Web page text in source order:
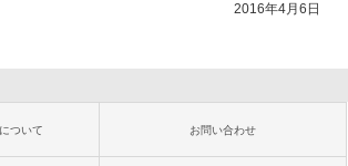
2016年4月6日
ついて お問い合わせ